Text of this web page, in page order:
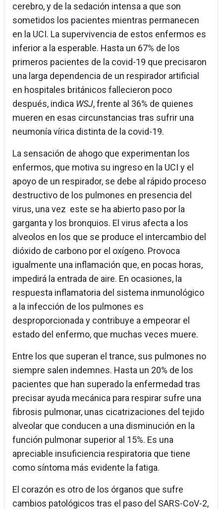
cerebro, y de la sedación intensa a que son
sometidos los pacientes mientras permanecen
en la UCI. La supervivencia de estos enfermos es
inferior a la esperable. Hasta un 67% de los
primeros pacientes de la covid-19 que precisaron
una larga dependencia de un respirador artificial
en hospitales británicos fallecieron poco
después, indica WSJ, frente al 36% de quienes
mueren en esas circunstancias tras sufrir una
neumonía vírica distinta de la covid-19.
La sensación de ahogo que experimentan los
enfermos, que motiva su ingreso en la UCI y el
apoyo de un respirador, se debe al rápido proceso
destructivo de los pulmones en presencia del
virus, una vez este se ha abierto paso por la
garganta y los bronquios. El virus afecta a los
alveolos en los que se produce el intercambio del
dióxido de carbono por el oxígeno. Provoca
igualmente una inflamación que, en pocas horas,
impedirá la entrada de aire. En ocasiones, la
respuesta inflamatoria del sistema inmunológico
a la infección de los pulmones es
desproporcionada y contribuye a empeorar el
estado del enfermo, que muchas veces muere.
Entre los que superan el trance, sus pulmones no
siempre salen indemnes. Hasta un 20% de los
pacientes que han superado la enfermedad tras
precisar ayuda mecánica para respirar sufre una
fibrosis pulmonar, unas cicatrizaciones del tejido
alveolar que conducen a una disminución en la
función pulmonar superior al 15%. Es una
apreciable insuficiencia respiratoria que tiene
como síntoma más evidente la fatiga.
El corazón es otro de los órganos que sufre
cambios patológicos tras el paso del SARS-CoV-2,